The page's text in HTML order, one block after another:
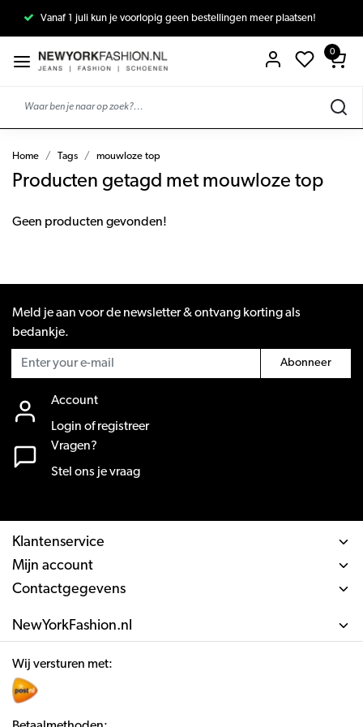
Vanaf 1 juli kun je voorlopig geen bestellingen meer plaatsen!
0
Home Tags mouwloze top
Producten getagd met mouwloze top
Geen producten gevonden!
Meld je aan voor de newsletter & ontvang korting als
bedankje.
Abonneer
Account
Login of registreer
Vragen?
Stel ons je vraag
Klantenservice
Mijn account
Contactgegevens
NewYorkFashion.nl
Wij versturen met: